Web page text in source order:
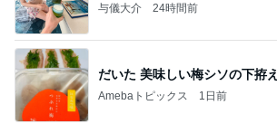
与儀大介 24時間前
だいた 美味しい梅シソの下拵え
Amebaトピックス 1日前